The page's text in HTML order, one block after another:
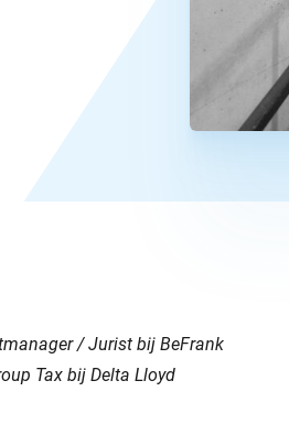
/ Jurist bij BeFrank
Tax bij Delta Lloyd